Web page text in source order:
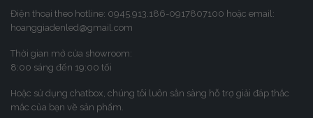
Điện thoại theo hotline: 0945.913.186-0917807100 hoặc email:
hoanggiadenled@gmail.com
Thời gian mở cửa showroom:
8:00 sáng đến 19:00 tối
Hoặc sử dụng chatbox, chúng tôi luôn sẳn sàng hỗ trợ giải đáp thắc
mắc của bạn về sản phẩm.